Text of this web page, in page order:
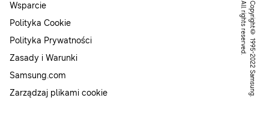
C
o
p
y
r
ig
h
t
©
1
9
9
5
-
2
0
2
2
S
a
m
s
u
n
g
.
A
l
l
r
ig
h
t
s
r
e
s
e
r
v
e
d
.
Wsparcie
Polityka Cookie
Polityka Prywatności
Zasady i Warunki
Samsung.com
Zarządzaj plikami cookie